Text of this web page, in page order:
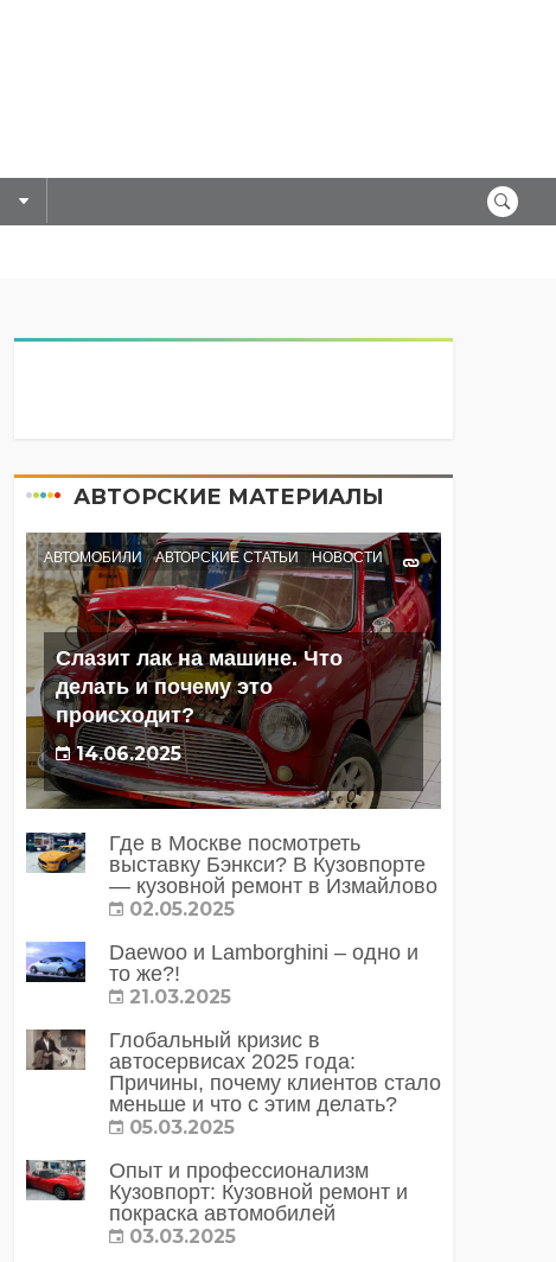
АВТОРСКИЕ МАТЕРИАЛЫ
АВТОМОБИЛИ АВТОРСКИЕ СТАТЬИ НОВОСТИ
Слазит лак на машине. Что
делать и почему это
происходит?
14.06.2025
Где в Москве посмотреть
выставку Бэнкси? В Кузовпорте
— кузовной ремонт в Измайлово
02.05.2025
Daewoo и Lamborghini – одно и
то же?!
21.03.2025
Глобальный кризис в
автосервисах 2025 года:
Причины, почему клиентов стало
меньше и что с этим делать?
05.03.2025
Опыт и профессионализм
Кузовпорт: Кузовной ремонт и
покраска автомобилей
03.03.2025